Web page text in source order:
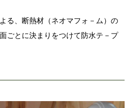
る、断熱材（ネオマフォ－ム）の
ごとに決まりをつけて防水テ－プ